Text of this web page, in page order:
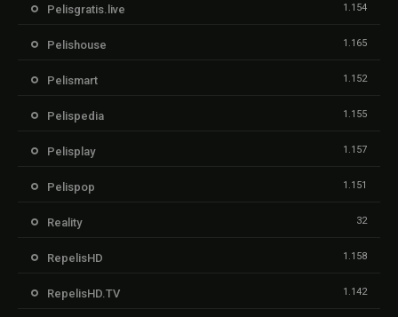
Pelisgratis.live 1.154
Pelishouse 1.165
Pelismart 1.152
Pelispedia 1.155
Pelisplay 1.157
Pelispop 1.151
Reality 32
RepelisHD 1.158
RepelisHD.TV 1.142